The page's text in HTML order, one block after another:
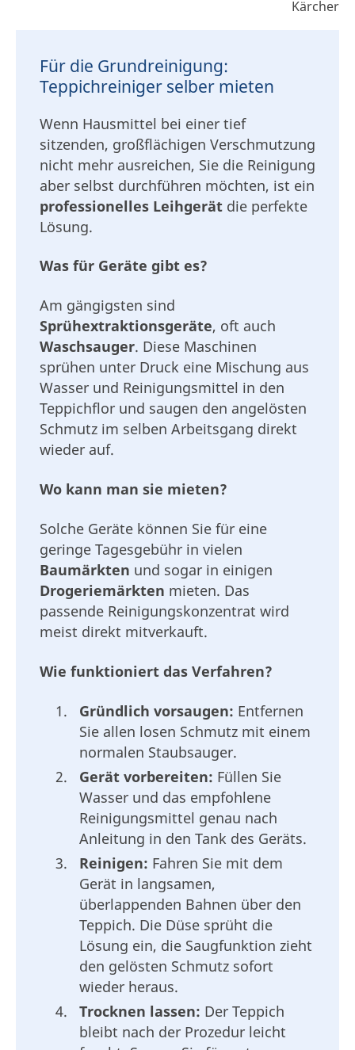
Kärcher
Für die Grundreinigung:
Teppichreiniger selber mieten
Wenn Hausmittel bei einer tief
sitzenden, großflächigen Verschmutzung
nicht mehr ausreichen, Sie die Reinigung
aber selbst durchführen möchten, ist ein
professionelles Leihgerät die perfekte
Lösung.
Was für Geräte gibt es?
Am gängigsten sind
Sprühextraktionsgeräte, oft auch
Waschsauger. Diese Maschinen
sprühen unter Druck eine Mischung aus
Wasser und Reinigungsmittel in den
Teppichflor und saugen den angelösten
Schmutz im selben Arbeitsgang direkt
wieder auf.
Wo kann man sie mieten?
Solche Geräte können Sie für eine
geringe Tagesgebühr in vielen
Baumärkten und sogar in einigen
Drogeriemärkten mieten. Das
passende Reinigungskonzentrat wird
meist direkt mitverkauft.
Wie funktioniert das Verfahren?
Gründlich vorsaugen: Entfernen
Sie allen losen Schmutz mit einem
normalen Staubsauger.
Gerät vorbereiten: Füllen Sie
Wasser und das empfohlene
Reinigungsmittel genau nach
Anleitung in den Tank des Geräts.
Reinigen: Fahren Sie mit dem
Gerät in langsamen,
überlappenden Bahnen über den
Teppich. Die Düse sprüht die
Lösung ein, die Saugfunktion zieht
den gelösten Schmutz sofort
wieder heraus.
Trocknen lassen: Der Teppich
bleibt nach der Prozedur leicht